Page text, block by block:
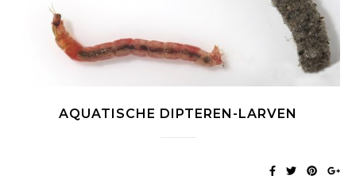
AQUATISCHE DIPTEREN-LARVEN